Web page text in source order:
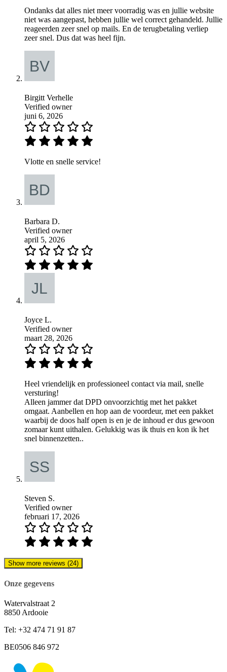
Ondanks dat alles niet meer voorradig was en jullie website
niet was aangepast, hebben jullie wel correct gehandeld. Jullie
reageerden zeer snel op mails. En de terugbetaling verliep
zeer snel. Dus dat was heel fijn.
Birgitt Verhelle
Verified owner
juni 6, 2026
Vlotte en snelle service!
Barbara D.
Verified owner
april 5, 2026
Joyce L.
Verified owner
maart 28, 2026
Heel vriendelijk en professioneel contact via mail, snelle
versturing!
Alleen jammer dat DPD onvoorzichtig met het pakket
omgaat. Aanbellen en hop aan de voordeur, met een pakket
waarbij de doos half open is en je de inhoud er dus gewoon
zomaar kunt uithalen. Gelukkig was ik thuis en kon ik het
snel binnenzetten..
Steven S.
Verified owner
februari 17, 2026
Show more reviews (24)
Onze gegevens
Watervalstraat 2
8850 Ardooie
Tel: +32 474 71 91 87
BE0506 846 972